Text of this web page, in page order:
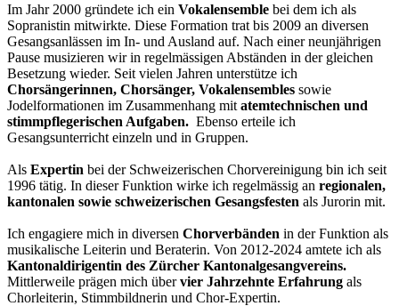
Im Jahr 2000 gründete ich ein Vokalensemble bei dem ich als
Sopranistin mitwirkte. Diese Formation trat bis 2009 an diversen
Gesangsanlässen im In- und Ausland auf. Nach einer neunjährigen
Pause musizieren wir in regelmässigen Abständen in der gleichen
Besetzung wieder. Seit vielen Jahren unterstütze ich
Chorsängerinnen, Chorsänger, Vokalensembles sowie
Jodelformationen im Zusammenhang mit atemtechnischen und
stimmpflegerischen Aufgaben. Ebenso erteile ich
Gesangsunterricht einzeln und in Gruppen.
Als Expertin bei der Schweizerischen Chorvereinigung bin ich seit
1996 tätig. In dieser Funktion wirke ich regelmässig an regionalen,
kantonalen sowie schweizerischen Gesangsfesten als Jurorin mit.
Ich engagiere mich in diversen Chorverbänden in der Funktion als
musikalische Leiterin und Beraterin. Von 2012-2024 amtete ich als
Kantonaldirigentin des Zürcher Kantonalgesangvereins.
Mittlerweile prägen mich übervier Jahrzehnte Erfahrung als
Chorleiterin, Stimmbildnerin und Chor-Expertin.